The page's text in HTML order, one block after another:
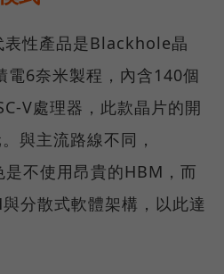
性產品是Blackhole晶
電6奈米製程，內含140個
V處理器，此款晶片的開
與主流路線不同，
不使用昂貴的HBM，而
分散式軟體架構，以此達